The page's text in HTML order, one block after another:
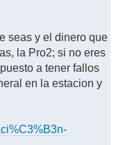
seas y el dinero que
la Pro2; si no eres
a tener fallos
en la estacion y